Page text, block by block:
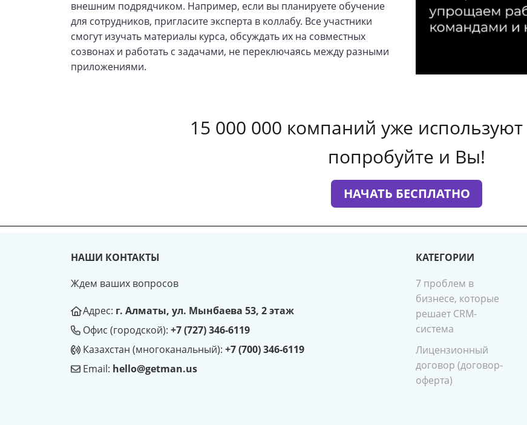
внешним подрядчиком. Например, если вы планируете обучение
для сотрудников, пригласите эксперта в коллабу. Все участники
смогут изучать материалы курса, обсуждать их на совместных
созвонах и работать с задачами, не переключаясь между разными
приложениями.
15 000 000 компаний уже используют
попробуйте и Вы!
НАЧАТЬ БЕСПЛАТНО
НАШИ КОНТАКТЫ
Ждем ваших вопросов
Адрес: г. Алматы, ул. Мынбаева 53, 2 этаж
Офис (городской): +7 (727) 346-6119
Казахстан (многоканальный): +7 (700) 346-6119
Email: hello@getman.us
КАТЕГОРИИ
7 проблем в
бизнесе, которые
решает CRM-
система
Лицензионный
договор (договор-
оферта)